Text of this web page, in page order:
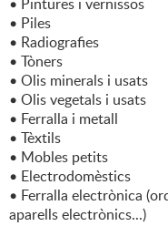
• Piles
• Radiografies
• Tòners
• Olis minerals i usats
• Olis vegetals i usats
• Ferralla i metall
• Tèxtils
• Mobles petits
• Electrodomèstics
• Ferralla electrònica
aparells electrònics...)